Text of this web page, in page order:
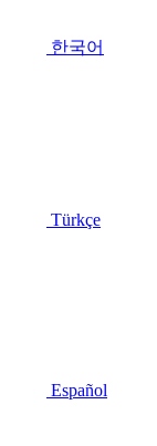
한국어
Türkçe
Español